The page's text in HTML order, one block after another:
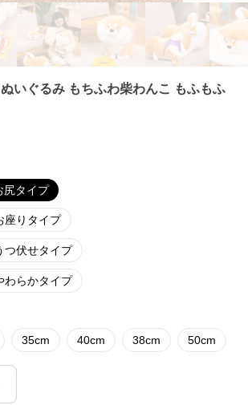
いぐるみ もちふわ柴わんこ もふもふ
尻タイプ
座りタイプ
つ伏せタイプ
わらかタイプ
35cm 40cm 38cm 50cm